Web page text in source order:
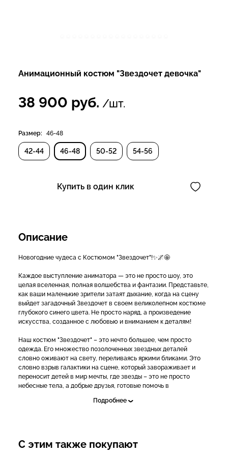
Анимационный костюм "Звездочет девочка"
38 900 руб. /шт.
Размер: 46-48
42-44 46-48 50-52 54-56
Купить в один клик
Описание
Новогодние чудеса с Костюмом "Звездочет"!✨🌌🤩
Каждое выступление аниматора — это не просто шоу, это
целая вселенная, полная волшебства и фантазии. Представьте,
как ваши маленькие зрители затаят дыхание, когда на сцену
выйдет загадочный Звездочет в своем великолепном костюме
глубокого синего цвета. Не просто наряд, а произведение
искусства, созданное с любовью и вниманием к деталям!
Наш костюм "Звездочет" – это нечто большее, чем просто
одежда. Его множество позолоченных звездных деталей
словно оживают на свету, переливаясь яркими бликами. Это
словно взрыв галактики на сцене, который завораживает и
переносит детей в мир мечты, где звезды – это не просто
небесные тела, а добрые друзья, готовые помочь в
Представьте, как радость загорается в глазах детей, когда они
увидят вас в этом великолепии. Каждый жест будет наполнен
Подробнее
С этим также покупают